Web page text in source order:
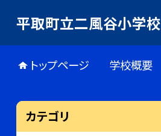
平取町立二風谷小学校
トップページ 学校概要
カテゴリ